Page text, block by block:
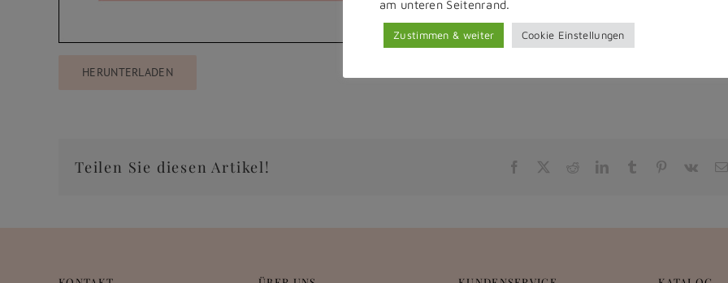
HERUNTERLADEN
Teilen Sie diesen Artikel! Facebook RedditLinkedInTumblr Pinterest
Vk
am unteren Seitenrand.
Zustimmen & weiter Cookie Einstellungen